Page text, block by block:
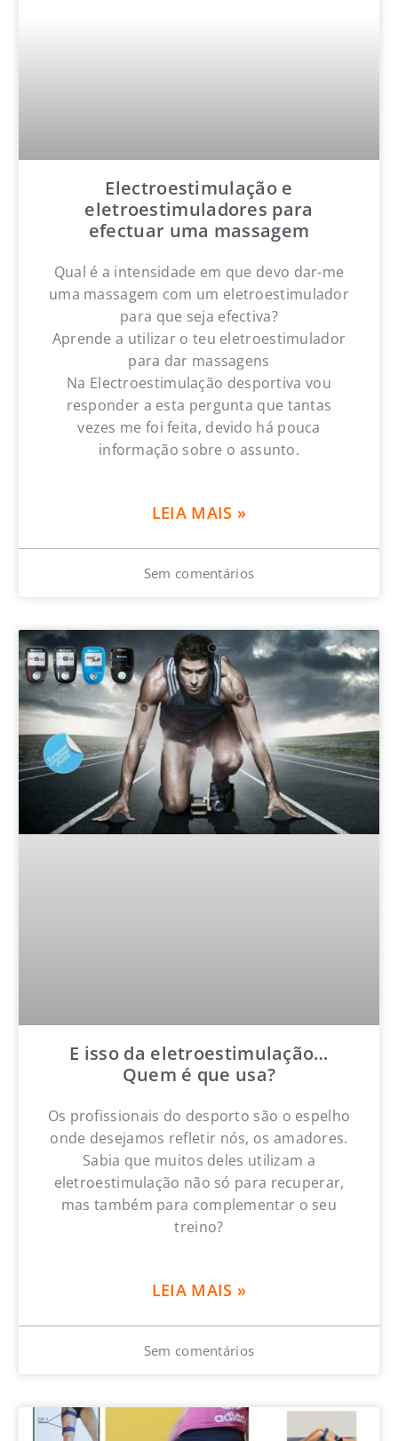
Electroestimulação e
eletroestimuladores para
efectuar uma massagem
Qual é a intensidade em que devo dar-me
uma massagem com um eletroestimulador
para que seja efectiva?
Aprende a utilizar o teu eletroestimulador
para dar massagens
Na Electroestimulação desportiva vou
responder a esta pergunta que tantas
vezes me foi feita, devido há pouca
informação sobre o assunto.
LEIA MAIS »
Sem comentários
E isso da eletroestimulação…
Quem é que usa?
Os profissionais do desporto são o espelho
onde desejamos refletir nós, os amadores.
Sabia que muitos deles utilizam a
eletroestimulação não só para recuperar,
mas também para complementar o seu
treino?
LEIA MAIS »
Sem comentários